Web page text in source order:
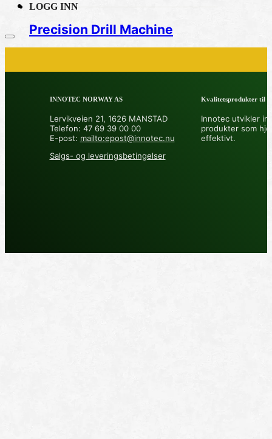
LOGG INN
PRODUKTKATALOG
GRUNNING OG LAKK
LIM OG TETTEMASSER
Precision Drill Machine
INNOTEC NORWAY AS
Lervikveien 21, 1626 MANSTAD
Telefon: 47 69 39 00 00
E-post: mailto:epost@innotec.nu
Salgs- og leveringsbetingelser
Kvalitetsprodukter til å
Innotec utvikler
produkter som
effektivt.